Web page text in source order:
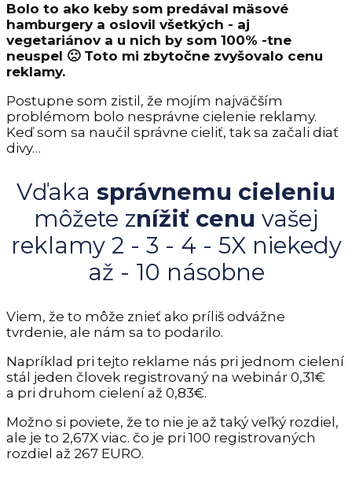
Bolo to ako keby som predával mäsové
hamburgery a oslovil všetkých - aj
vegetariánov a u nich by som 100% -tne
neuspel 🙁 Toto mi zbytočne zvyšovalo cenu
reklamy.
Postupne som zistil, že mojím najväčším
problémom bolo nesprávne cielenie reklamy.
Keď som sa naučil správne cieliť, tak sa začali diať
divy…
Vďaka správnemu cieleniu
môžete znížiť cenu vašej
reklamy 2 - 3 - 4 - 5X niekedy
až - 10 násobne
Viem, že to môže znieť ako príliš odvážne
tvrdenie, ale nám sa to podarilo.
Napríklad pri tejto reklame nás pri jednom cielení
stál jeden človek registrovaný na webinár 0,31€
a pri druhom cielení až 0,83€.
Možno si poviete, že to nie je až taký veľký rozdiel,
ale je to 2,67X viac. čo je pri 100 registrovaných
rozdiel až 267 EURO.